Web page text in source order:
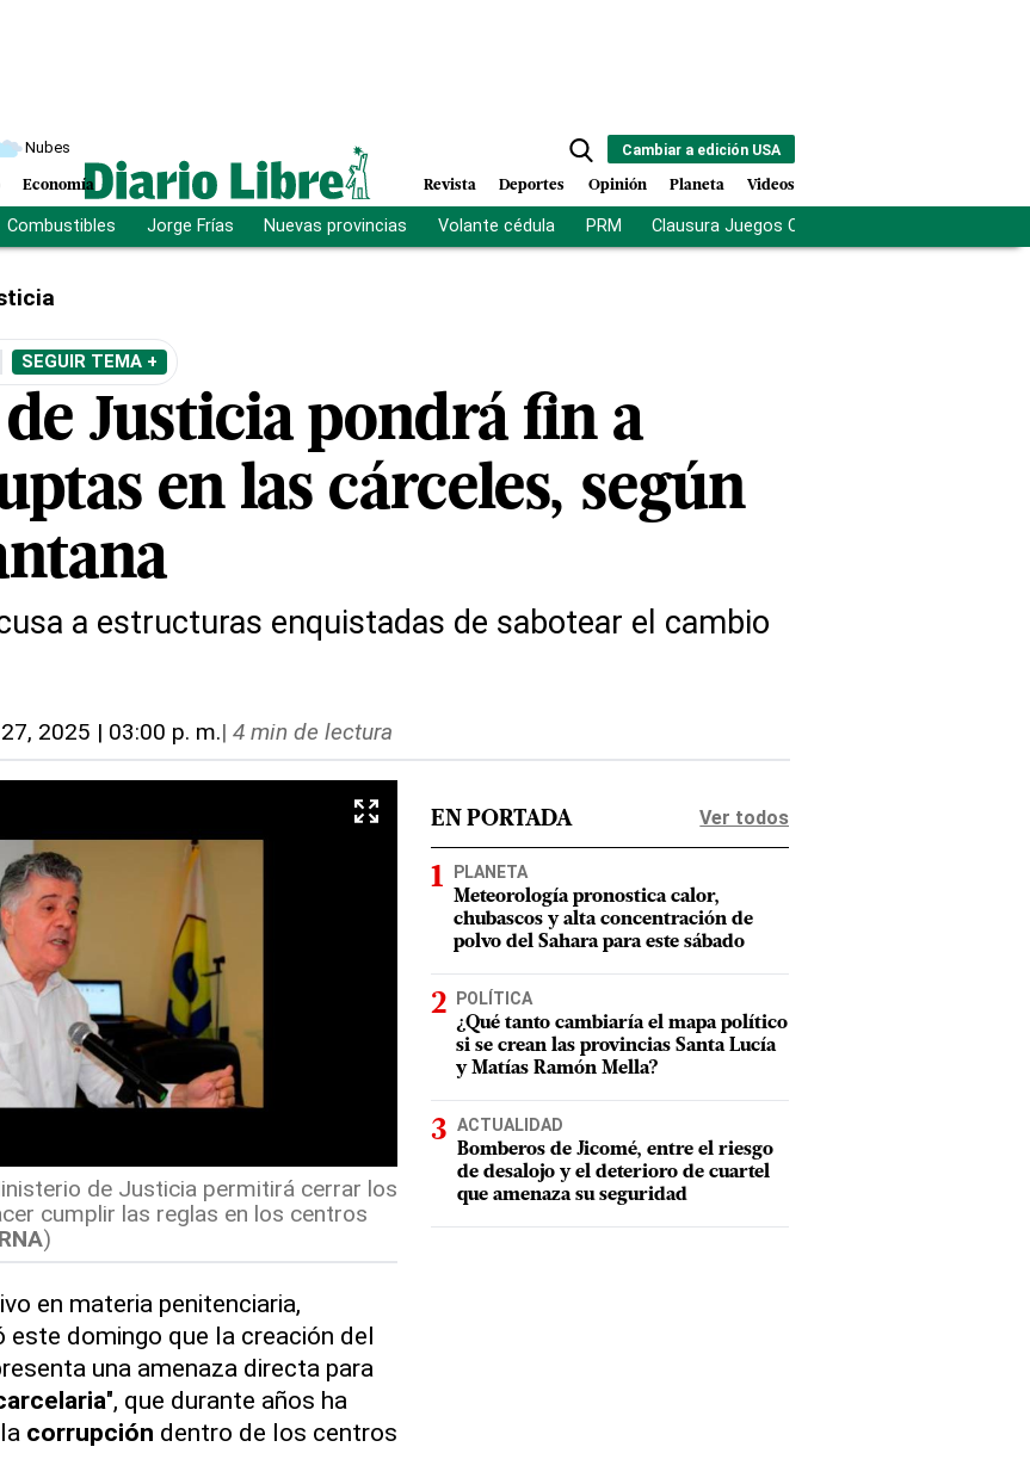
Nubes
Economía
Cambiar a edición USA
Revista Deportes Opinión Planeta Videos
Combustibles Jorge Frías Nuevas provincias Volante cédula PRM Clausura Juegos Centroamericanos
SEGUIR TEMA +
Justicia pondrá fin a
en las cárceles, según
a estructuras enquistadas de sabotear el cambio
2025 | 03:00 p. m.| 4 min de lectura
de Justicia permitirá cerrar los
cumplir las reglas en los centros
)
en materia penitenciaria,
este domingo que la creación del
una amenaza directa para
", que durante años ha
corrupción dentro de los centros
EN PORTADA Ver todos
PLANETA
Meteorología pronostica calor,
chubascos y alta concentración de
polvo del Sahara para este sábado
POLÍTICA
¿Qué tanto cambiaría el mapa político
si se crean las provincias Santa Lucía
y Matías Ramón Mella?
ACTUALIDAD
Bomberos de Jicomé, entre el riesgo
de desalojo y el deterioro de cuartel
que amenaza su seguridad